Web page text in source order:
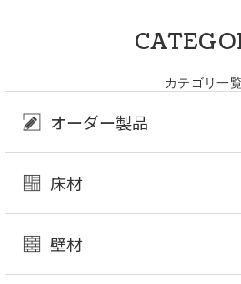
カテゴリ一
オーダー製品
床材
壁材